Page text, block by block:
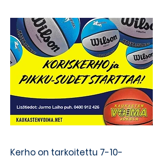
Kerho on tarkoitettu 7-10-